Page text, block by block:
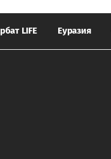
LIFE Еуразия